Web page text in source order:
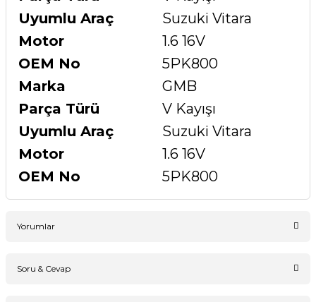
Uyumlu Araç
Suzuki Vitara
Motor
1.6 16V
OEM No
5PK800
Marka
GMB
Parça Türü
V Kayışı
Uyumlu Araç
Suzuki Vitara
Motor
1.6 16V
OEM No
5PK800
Yorumlar
Soru & Cevap